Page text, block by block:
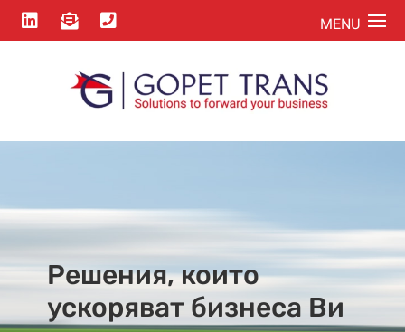
  
Решения, които
ускоряват бизнеса Ви